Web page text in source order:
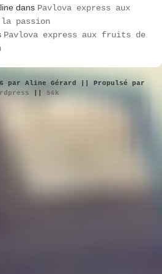
dans Pavlova express aux
passion
Pavlova express aux fruits de
par Aline Gérard || Propulsé par
56k